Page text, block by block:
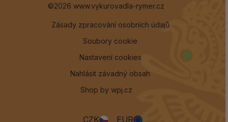
©2026 www.vykurovadla-rymer.cz
Zásady zpracování osobních údajů
Soubory cookie
Nastavení cookies
Nahlásit závadný obsah
Shop by wpj.cz
CZK EUR